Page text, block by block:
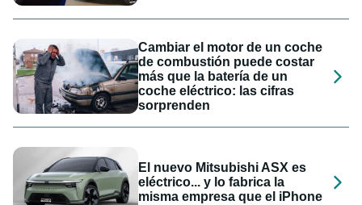
Cambiar el motor de un coche
de combustión puede costar
más que la batería de un
coche eléctrico: las cifras
sorprenden
El nuevo Mitsubishi ASX es
eléctrico... y lo fabrica la
misma empresa que el iPhone